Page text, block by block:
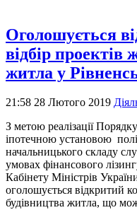
Оголошується
відбір проектів
житла у
21:58 28 Лютого 2019
З метою реалізації
іпотечною установою
начальницького складу
умовах фінансового
Кабінету Міністрів
оголошується відкритий
будівництва житла, що